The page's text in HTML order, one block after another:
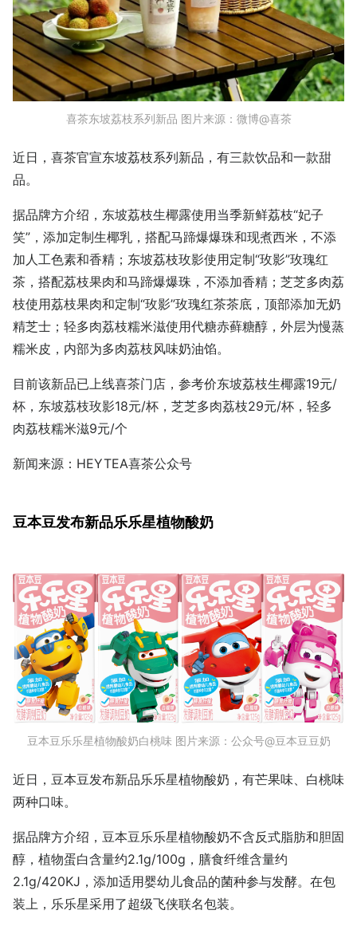
喜茶东坡荔枝系列新品 图片来源：微博@喜茶
近日，喜茶官宣东坡荔枝系列新品，有三款饮品和一款甜
品。
据品牌方介绍，东坡荔枝生椰露使用当季新鲜荔枝“妃子
笑”，添加定制生椰乳，搭配马蹄爆爆珠和现煮西米，不添
加人工色素和香精；东坡荔枝玫影使用定制“玫影”玫瑰红
茶，搭配荔枝果肉和马蹄爆爆珠，不添加香精；芝芝多肉荔
枝使用荔枝果肉和定制“玫影”玫瑰红茶茶底，顶部添加无奶
精芝士；轻多肉荔枝糯米滋使用代糖赤藓糖醇，外层为慢蒸
糯米皮，内部为多肉荔枝风味奶油馅。
目前该新品已上线喜茶门店，参考价东坡荔枝生椰露19元/
杯，东坡荔枝玫影18元/杯，芝芝多肉荔枝29元/杯，轻多
肉荔枝糯米滋9元/个
新闻来源：HEYTEA喜茶公众号
豆本豆发布新品乐乐星植物酸奶
豆本豆乐乐星植物酸奶白桃味 图片来源：公众号@豆本豆豆奶
近日，豆本豆发布新品乐乐星植物酸奶，有芒果味、白桃味
两种口味。
据品牌方介绍，豆本豆乐乐星植物酸奶不含反式脂肪和胆固
醇，植物蛋白含量约2.1g/100g，膳食纤维含量约
2.1g/420KJ，添加适用婴幼儿食品的菌种参与发酵。在包
装上，乐乐星采用了超级飞侠联名包装。